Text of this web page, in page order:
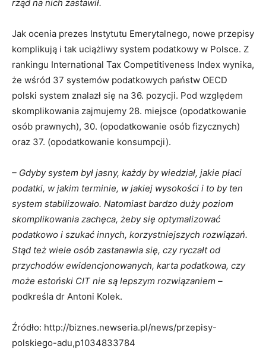
rząd na nich zastawił.
Jak ocenia prezes Instytutu Emerytalnego, nowe przepisy
komplikują i tak uciążliwy system podatkowy w Polsce. Z
rankingu International Tax Competitiveness Index wynika,
że wśród 37 systemów podatkowych państw OECD
polski system znalazł się na 36. pozycji. Pod względem
skomplikowania zajmujemy 28. miejsce (opodatkowanie
osób prawnych), 30. (opodatkowanie osób fizycznych)
oraz 37. (opodatkowanie konsumpcji).
– Gdyby system był jasny, każdy by wiedział, jakie płaci
podatki, w jakim terminie, w jakiej wysokości i to by ten
system stabilizowało. Natomiast bardzo duży poziom
skomplikowania zachęca, żeby się optymalizować
podatkowo i szukać innych, korzystniejszych rozwiązań.
Stąd też wiele osób zastanawia się, czy ryczałt od
przychodów ewidencjonowanych, karta podatkowa, czy
może estoński CIT nie są lepszym rozwiązaniem –
podkreśla dr Antoni Kolek.
Źródło: http://biznes.newseria.pl/news/przepisy-
polskiego-adu,p1034833784